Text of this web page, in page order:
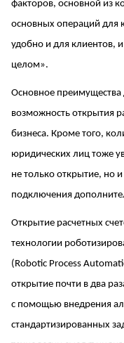
факторов, основной из
основных операций для
удобно и для клиентов,
целом».
Основное преимущества
возможность открытия
бизнеса. Кроме того,
юридических лиц тоже
не только открытие, но и
подключения
Открытие расчетных
технологии
(Robotic Process
открытие почти в два
с помощью внедрения
стандартизированных